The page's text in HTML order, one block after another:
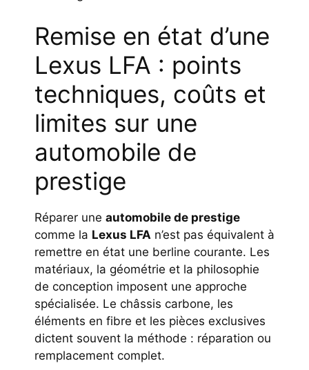
Remise en état d’une
Lexus LFA : points
techniques, coûts et
limites sur une
automobile de
prestige
Réparer une automobile de prestige
comme la Lexus LFA n’est pas équivalent à
remettre en état une berline courante. Les
matériaux, la géométrie et la philosophie
de conception imposent une approche
spécialisée. Le châssis carbone, les
éléments en fibre et les pièces exclusives
dictent souvent la méthode : réparation ou
remplacement complet.